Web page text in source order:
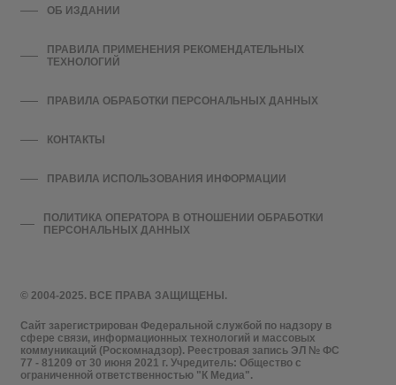
© 2004-2025. ВСЕ ПРАВА ЗАЩИЩЕНЫ.
Сайт зарегистрирован Федеральной службой по надзору в
сфере связи, информационных технологий и массовых
коммуникаций (Роскомнадзор). Реестровая запись ЭЛ № ФС
77 - 81209 от 30 июня 2021 г. Учредитель: Общество с
ограниченной ответственностью "К Медиа".
ОБ ИЗДАНИИ
ПРАВИЛА ПРИМЕНЕНИЯ РЕКОМЕНДАТЕЛЬНЫХ
ТЕХНОЛОГИЙ
ПРАВИЛА ОБРАБОТКИ ПЕРСОНАЛЬНЫХ ДАННЫХ
КОНТАКТЫ
ПРАВИЛА ИСПОЛЬЗОВАНИЯ ИНФОРМАЦИИ
ПОЛИТИКА ОПЕРАТОРА В ОТНОШЕНИИ ОБРАБОТКИ
ПЕРСОНАЛЬНЫХ ДАННЫХ